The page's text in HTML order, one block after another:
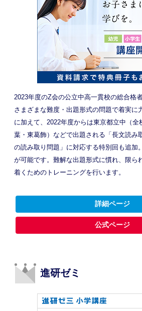
2023年度のZ会の公立中高一貫校の総合格
さまざまな難度・出題形式の問題で着実に
に加えて、2022年度からは東京都立中（全
葉・東葛飾）などで出題される「長文読み
の読み取り問題」に対応する特別回も追加
が可能です。難解な出題形式に慣れ、限ら
着くためのトレーニングを行います。
詳細ページ
公式ページ
進研ゼミ